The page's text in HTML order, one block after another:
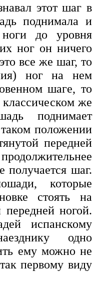
этот шаг в
поднимала и
ноги до уровня
ног он ничего
все же шаг, то
ног на нем
шаге, то
классическом же
поднимает
положении
передней
получается шаг.
которые
стоять на
передней ногой.
испанскому
одно
ему можно не
первому виду